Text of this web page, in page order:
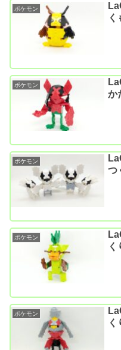
ポケモン
ポケモン
か
ポケモン
つ
ポケモン
く
ポケモン
く